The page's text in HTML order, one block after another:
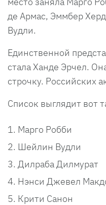
де Армас, Эммбер
Вудли.
Единственной
стала Ханде Эрчел.
строчку. Российских
Список выглядит вот
Марго Робби
Шейлин Вудли
Дилраба Дилмурат
Нэнси Джевел
Крити Санон